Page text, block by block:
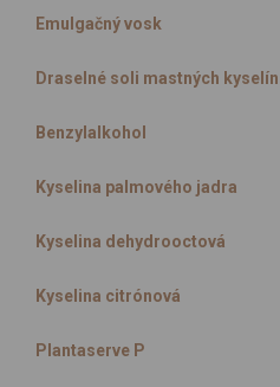
Emulgačný vosk
Draselné soli mastných
Benzylalkohol
Kyselina palmového jadra
Kyselina dehydrooctová
Kyselina citrónová
Plantaserve P